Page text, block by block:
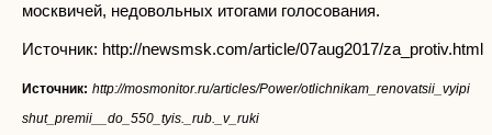
москвичей, недовольных итогами голосования.
Источник: http://newsmsk.com/article/07aug2017/za_protiv.html
Источник: http://mosmonitor.ru/articles/Power/otlichnikam_renovatsii_vyipi
shut_premii__do_550_tyis._rub._v_ruki